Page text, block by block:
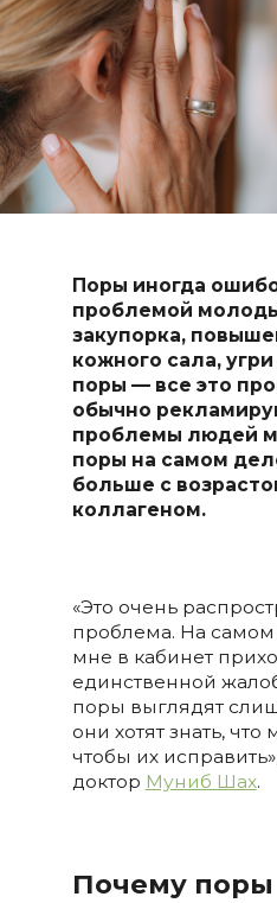
Поры иногда
проблемой
закупорка,
кожного сала,
поры — все это
обычно
проблемы людей
поры на самом
больше с
коллагеном.
«Это очень
проблема. На самом
мне в кабинет
единственной
поры выглядят
они хотят знать,
чтобы их
доктор Муниб Шах.
Почему поры